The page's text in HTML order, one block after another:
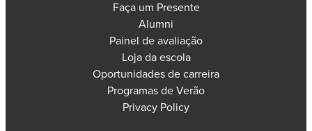
Faça um Presente
Alumni
Painel de avaliação
Loja da escola
Oportunidades de carreira
Programas de Verão
Privacy Policy